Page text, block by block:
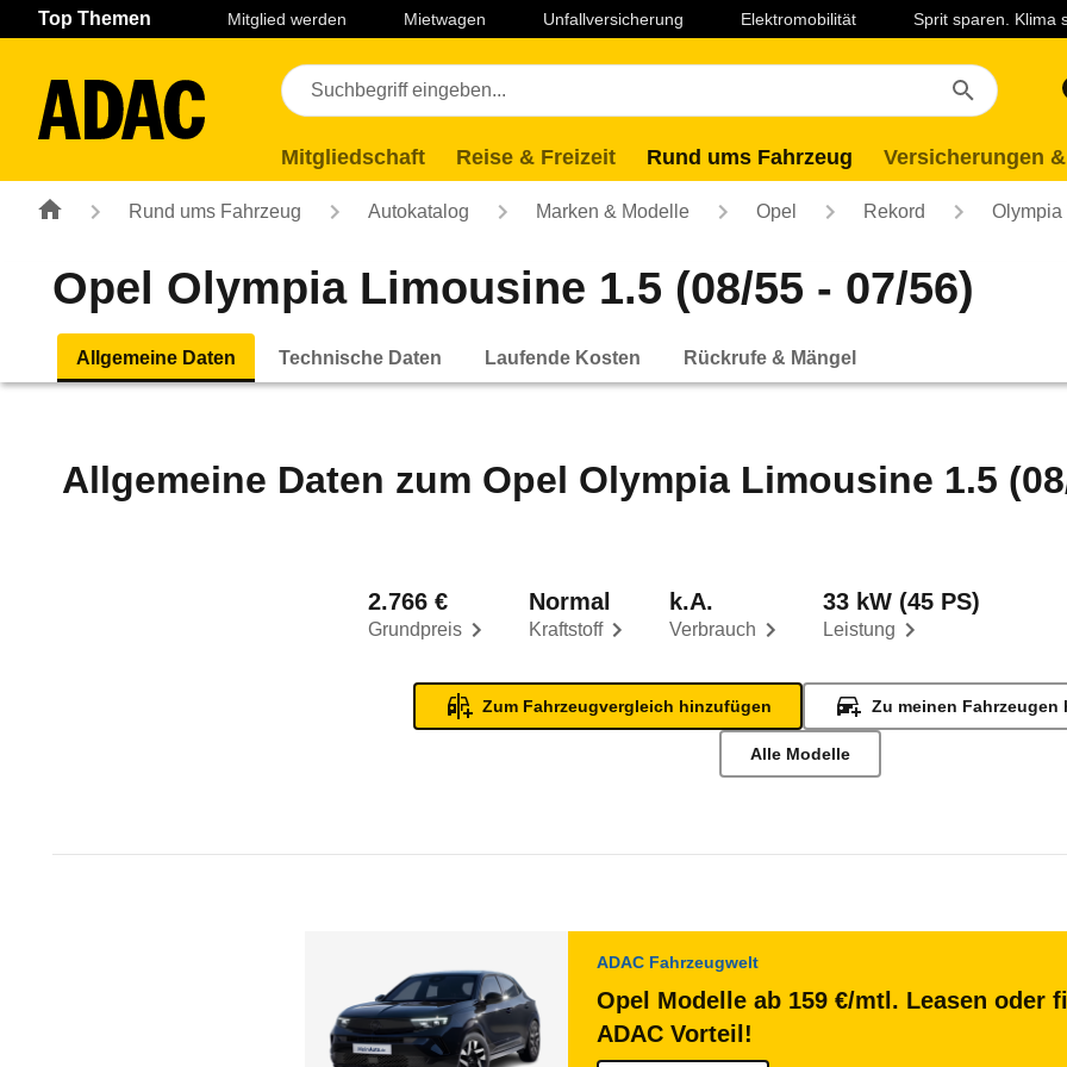
Navigation Seiteninhalt Fußzeile
Top Themen Mitglied werden Mietwagen Unfallversicherung Elektromobilität Sprit sparen. Klima
Mitgliedschaft Reise & Freizeit Rund ums Fahrzeug Versicherungen
Rund ums Fahrzeug Autokatalog Marken & Modelle Opel Rekord Olympia
Opel Olympia Limousine 1.5 (08/55 - 07/56)
Allgemeine Daten Technische Daten Laufende Kosten Rückrufe & Mängel
Allgemeine Daten zum Opel Olympia Limousine 1.5
Grundpreis
2.766 €
Kraftstoff
Normal
Verbrauch
k.A.
Leistung
33 kW (45 PS)
Zum Fahrzeugvergleich hinzufügen Zu meinen Fahrzeugen
Alle Modelle
ADAC Fahrzeugwelt
Opel Modelle ab 159 €/mtl. Leasen oder
ADAC Vorteil!